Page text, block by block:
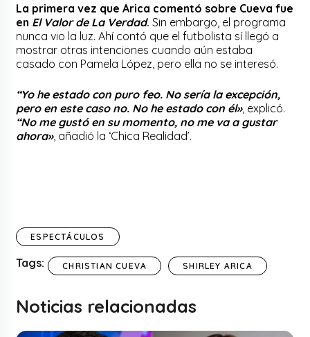
La primera vez que Arica comentó sobre Cueva fue
en El Valor de La Verdad.Sin embargo, el programa
nunca vio la luz. Ahí contó que el futbolista sí llegó a
mostrar otras intenciones cuando aún estaba
casado con Pamela López, pero ella no se interesó.
“Yo he estado con puro feo. No sería la excepción,
pero en este caso no. No he estado con él», explicó.
“No me gustó en su momento, no me va a gustar
ahora», añadió la ‘Chica Realidad’.
ESPECTÁCULOS
Tags: CHRISTIAN CUEVA SHIRLEY ARICA
Noticias relacionadas